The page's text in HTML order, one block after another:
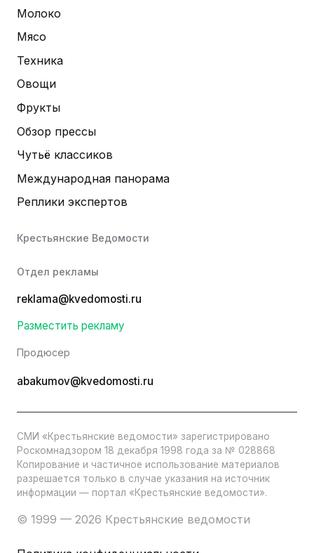
Молоко
Мясо
Техника
Овощи
Фрукты
Обзор прессы
Чутьё классиков
Международная панорама
Реплики экспертов
Крестьянские Ведомости
Отдел рекламы
reklama@kvedomosti.ru
Разместить рекламу
Продюсер
abakumov@kvedomosti.ru
СМИ «Крестьянские ведомости» зарегистрировано
Роскомнадзором 18 декабря 1998 года за № 028868
Копирование и частичное использование материалов
разрешается только в случае указания на источник
информации — портал «Крестьянские ведомости».
© 1999 — 2026 Крестьянские ведомости